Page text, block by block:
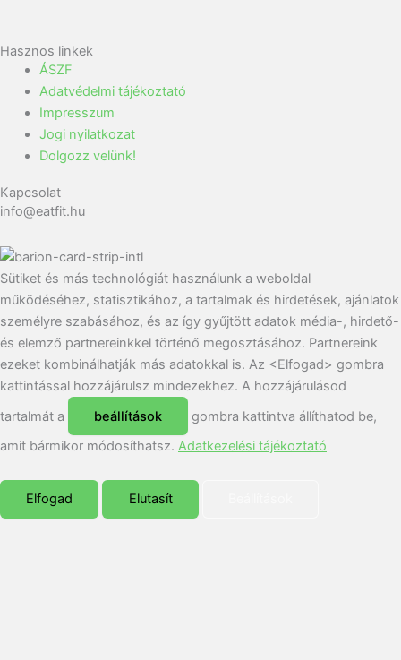
Hasznos linkek
ÁSZF
Adatvédelmi tájékoztató
Impresszum
Jogi nyilatkozat
Dolgozz velünk!
Kapcsolat
info@eatfit.hu
Sütiket és más technológiát használunk a weboldal
működéséhez, statisztikához, a tartalmak és hirdetések, ajánlatok
személyre szabásához, és az így gyűjtött adatok média-, hirdető-
és elemző partnereinkkel történő megosztásához. Partnereink
ezeket kombinálhatják más adatokkal is. Az <Elfogad> gombra
kattintással hozzájárulsz mindezekhez. A hozzájárulásod
tartalmát a
beállítások
gombra kattintva állíthatod be,
amit bármikor módosíthatsz. Adatkezelési tájékoztató
Elfogad Elutasít